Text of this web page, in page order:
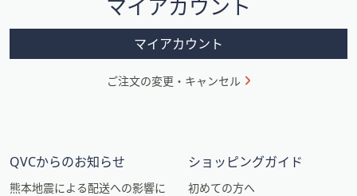
ン
マイアカウント
マイアカウント
ご注文の変更・キャンセル
QVCからのお知らせ
熊本地震による配送への影響に
ショッピングガイド
初めての方へ